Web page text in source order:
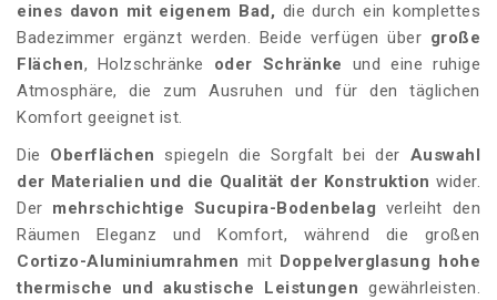
eines davon mit eigenem Bad, die durch ein komplettes
Badezimmer ergänzt werden. Beide verfügen über große
Flächen, Holzschränke oder Schränke und eine ruhige
Atmosphäre, die zum Ausruhen und für den täglichen
Komfort geeignet ist.
Die Oberflächen spiegeln die Sorgfalt bei der Auswahl
der Materialien und die Qualität der Konstruktion wider.
Der mehrschichtige Sucupira-Bodenbelag verleiht den
Räumen Eleganz und Komfort, während die großen
Cortizo-Aluminiumrahmen mit Doppelverglasung
hohe
thermische und akustische Leistungen gewährleisten.